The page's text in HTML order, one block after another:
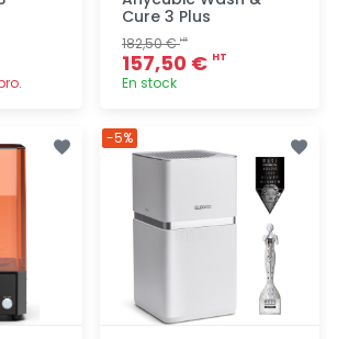
Cure 3 Plus
182,50 €HT
157,50 € HT
En stock
rapide
-5%